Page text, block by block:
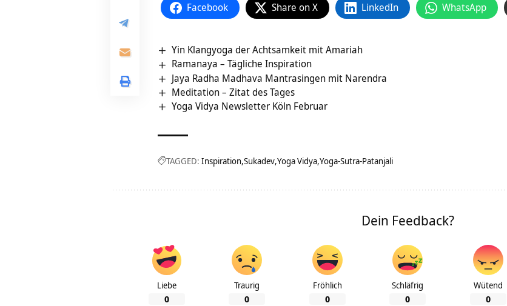
Facebook Share on X LinkedIn WhatsApp
Yin Klangyoga der Achtsamkeit mit Amariah
Ramanaya – Tägliche Inspiration
Jaya Radha Madhava Mantrasingen mit Narendra
Meditation – Zitat des Tages
Yoga Vidya Newsletter Köln Februar
TAGGED: Inspiration Sukadev Yoga Vidya Yoga-Sutra-Patanjali
Dein Feedback?
Liebe
0
Traurig
0
Fröhlich
0
Schläfrig
0
Wütend
0